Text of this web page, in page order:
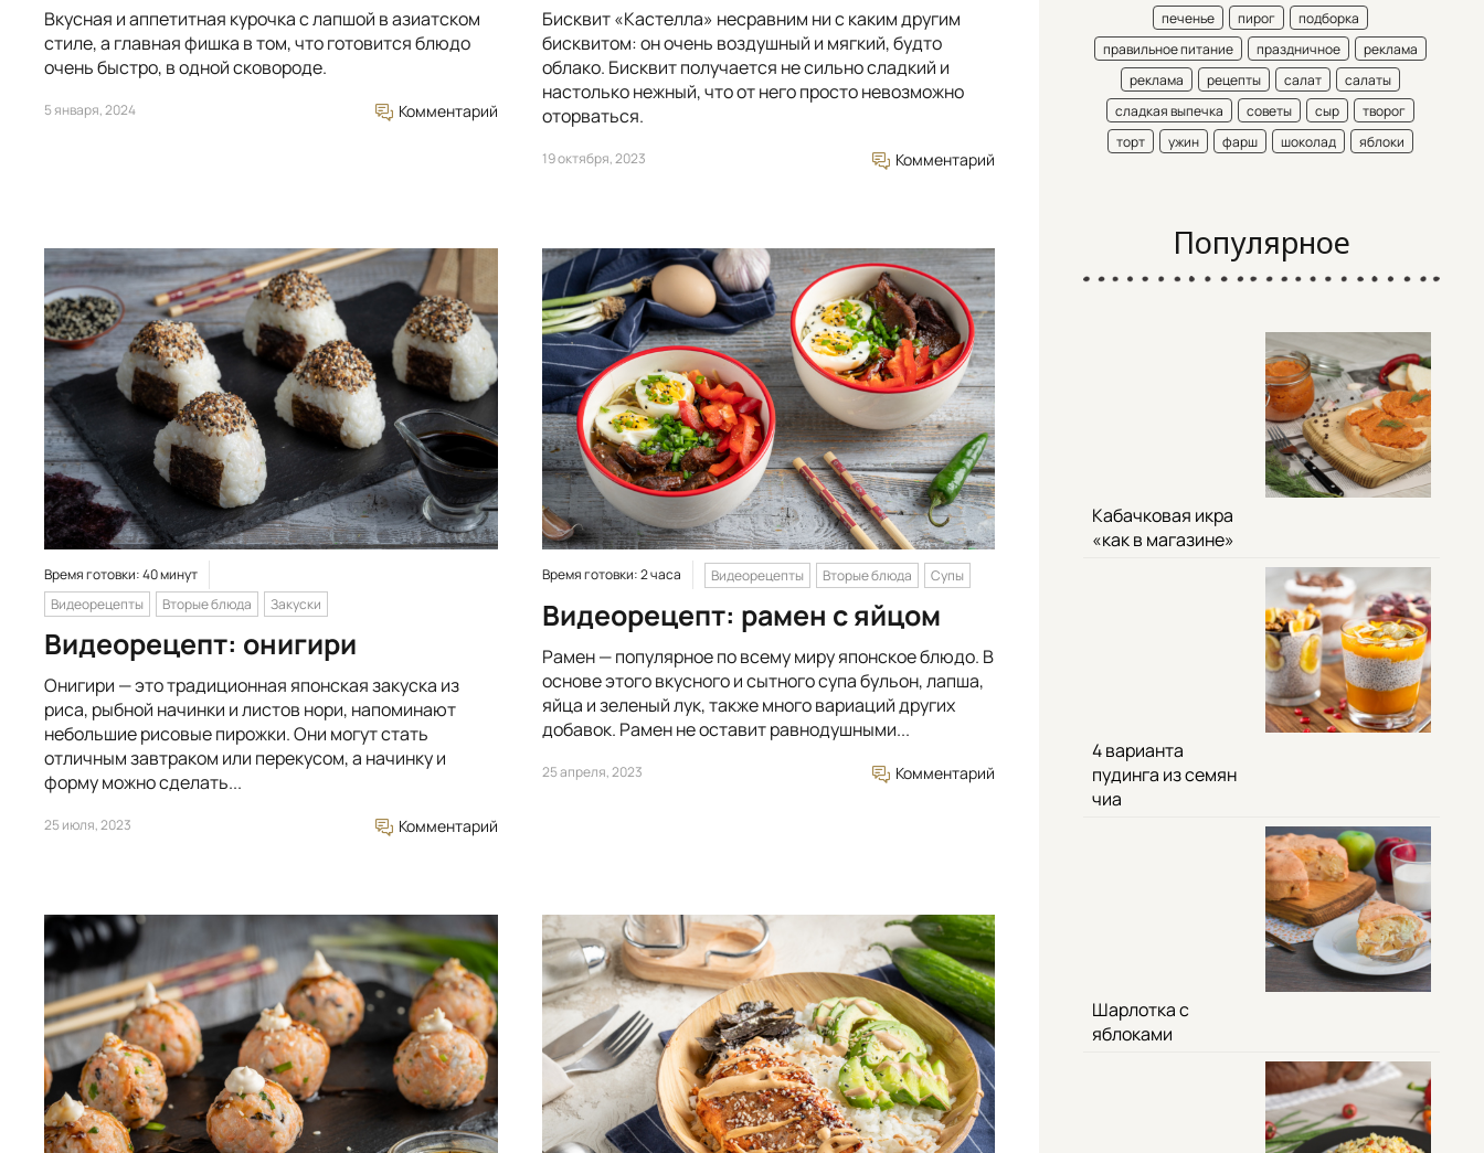
Вкусная и аппетитная курочка с лапшой в азиатском
стиле, а главная фишка в том, что готовится блюдо
очень быстро, в одной сковороде.
5 января, 2024 Комментарий
Бисквит «Кастелла» несравним ни с каким другим
бисквитом: он очень воздушный и мягкий, будто
облако. Бисквит получается не сильно сладкий и
настолько нежный, что от него просто невозможно
оторваться.
19 октября, 2023 Комментарий
Время готовки: 40 минут
Видеорецепты
Вторые блюда Закуски
Видеорецепт: онигири
Онигири — это традиционная японская закуска из
риса, рыбной начинки и листов нори, напоминают
небольшие рисовые пирожки. Они могут стать
отличным завтраком или перекусом, а начинку и
форму можно сделать...
25 июля, 2023 Комментарий
Время готовки: 2 часа Видеорецепты Вторые блюда Супы
Видеорецепт: рамен с яйцом
Рамен — популярное по всему миру японское блюдо. В
основе этого вкусного и сытного супа бульон, лапша,
яйца и зеленый лук, также много вариаций других
добавок. Рамен не оставит равнодушными...
25 апреля, 2023 Комментарий
печенье
пирог
подборка
правильное питание
праздничное
реклама
реклама
рецепты салат
салаты
сладкая выпечка
советы сыр
творог
торт
ужин фарш шоколад яблоки
Популярное
Кабачковая икра
«как в магазине»
4 варианта
пудинга из семян
чиа
Шарлотка с
яблоками